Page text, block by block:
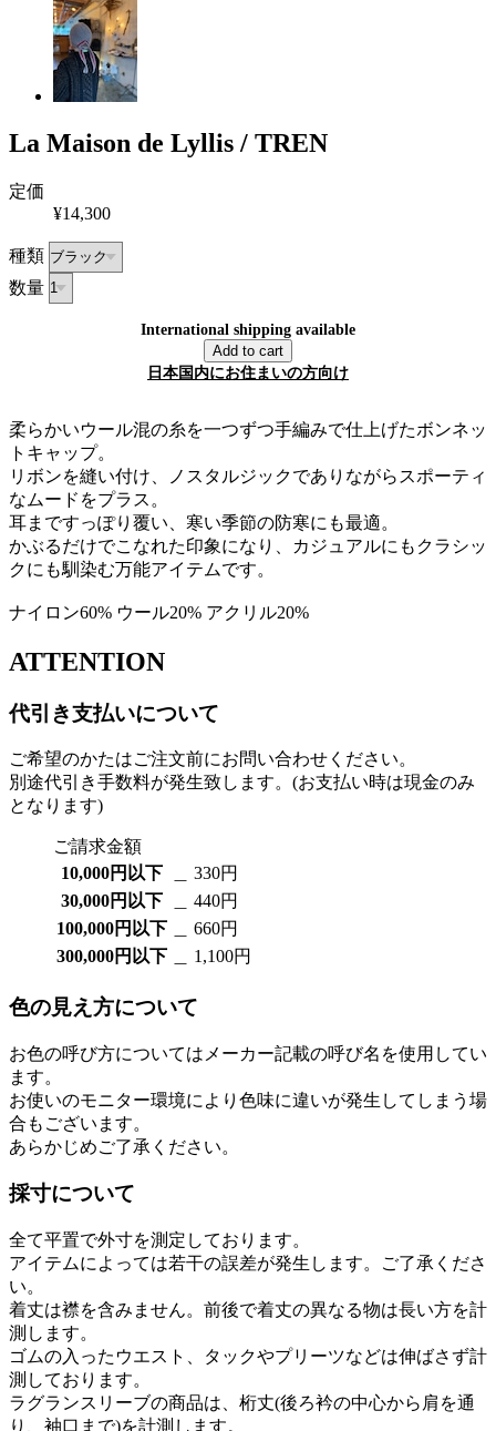
La Maison de Lyllis / TREN
定価
¥14,300
種類
数量
International shipping available
Add to cart
日本国内にお住まいの方向け
柔らかいウール混の糸を一つずつ手編みで仕上げたボンネッ
トキャップ。
リボンを縫い付け、ノスタルジックでありながらスポーティ
なムードをプラス。
耳まですっぽり覆い、寒い季節の防寒にも最適。
かぶるだけでこなれた印象になり、カジュアルにもクラシッ
クにも馴染む万能アイテムです。
ナイロン60% ウール20% アクリル20%
ATTENTION
代引き支払いについて
ご希望のかたはご注文前にお問い合わせください。
別途代引き手数料が発生致します。(お支払い時は現金のみ
となります)
ご請求金額
10,000円以下
＿ 330円
30,000円以下
＿ 440円
100,000円以下
＿ 660円
300,000円以下
＿ 1,100円
色の見え方について
お色の呼び方についてはメーカー記載の呼び名を使用してい
ます。
お使いのモニター環境により色味に違いが発生してしまう場
合もございます。
あらかじめご了承ください。
採寸について
全て平置で外寸を測定しております。
アイテムによっては若干の誤差が発生します。ご了承くださ
い。
着丈は襟を含みません。前後で着丈の異なる物は長い方を計
測します。
ゴムの入ったウエスト、タックやプリーツなどは伸ばさず計
測しております。
ラグランスリーブの商品は、桁丈(後ろ衿の中心から肩を通
り、袖口まで)を計測します。